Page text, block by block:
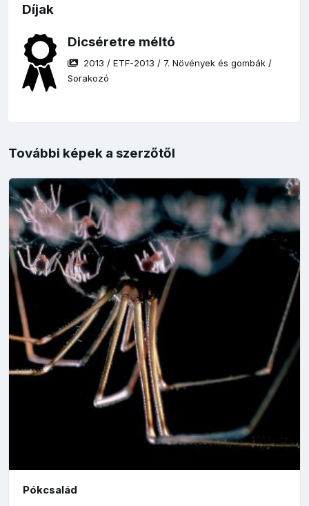
Díjak
Dicséretre méltó
2013 /ETF-2013 / 7. Növények és gombák /
Sorakozó
További képek a szerzőtől
Pókcsalád